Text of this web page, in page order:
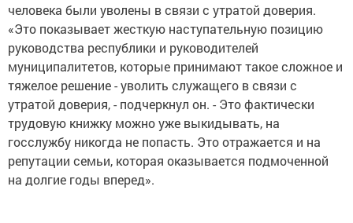
человека были уволены в связи с утратой доверия.
«Это показывает жесткую наступательную позицию
руководства республики и руководителей
муниципалитетов, которые принимают такое сложное и
тяжелое решение - уволить служащего в связи с
утратой доверия, - подчеркнул он. - Это фактически
трудовую книжку можно уже выкидывать, на
госслужбу никогда не попасть. Это отражается и на
репутации семьи, которая оказывается подмоченной
на долгие годы вперед».